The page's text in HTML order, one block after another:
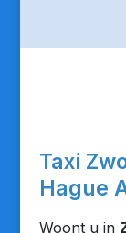
Taxi
Hague
Woont u in